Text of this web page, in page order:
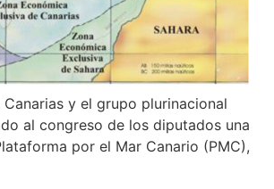
y el grupo plurinacional
al congreso de los diputados una
por el Mar Canario (PMC),